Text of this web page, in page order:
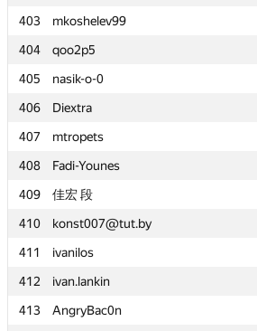
403
mkoshelev99
404
qoo2p5
405
nasik-o-0
406
Diextra
407
mtropets
408
Fadi-Younes
409
佳宏 段
410
konst007@tut.by
411
ivanilos
412
ivan.lankin
413
AngryBac0n
403
mkoshelev99
404
qoo2p5
405
nasik-o-0
406
Diextra
407
mtropets
408
Fadi-Younes
409
佳宏 段
410
konst007@tut.by
411
ivanilos
412
ivan.lankin
413
AngryBac0n